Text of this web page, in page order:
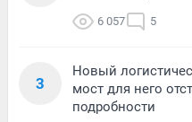
6 057 5
3
Новый
мост для него
подробности